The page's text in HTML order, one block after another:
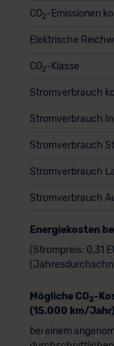
CO2-Emissionen
Elektrische
CO2-Klasse
Stromverbrauch
Stromverbrauch
Stromverbrauch
Stromverbrauch
Stromverbrauch
Energiekosten
(Strompreis: 0,31
Mögliche CO2-
(15.000 km/
bei einem